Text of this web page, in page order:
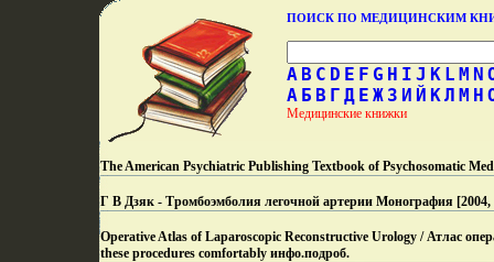
ПОИСК ПО МЕДИЦИНСКИМ
A B C D E F G H I J K L M N
А Б В Г Д Е Ж З И Й КЛ М Н
Медицинские книжки
The American Psychiatric Publishing Textbook of Psychosomatic
Г В Дзяк - Тромбоэмболия легочной артерии Монография
Operative Atlas of Laparoscopic Reconstructive Urology / Атлас
these procedures comfortably инфо.подроб.